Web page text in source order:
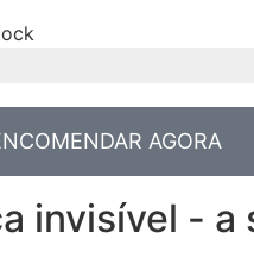
AGORA
invisível - a